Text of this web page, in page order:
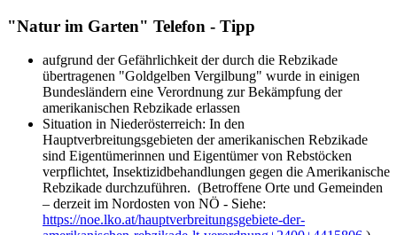
"Natur im Garten" Telefon - Tipp
aufgrund der Gefährlichkeit der durch die Rebzikade
übertragenen "Goldgelben Vergilbung" wurde in einigen
Bundesländern eine Verordnung zur Bekämpfung der
amerikanischen Rebzikade erlassen
Situation in Niederösterreich: In den
Hauptverbreitungsgebieten der amerikanischen Rebzikade
sind Eigentümerinnen und Eigentümer von Rebstöcken
verpflichtet, Insektizidbehandlungen gegen die Amerikanische
Rebzikade durchzuführen. (Betroffene Orte und Gemeinden
– derzeit im Nordosten von NÖ - Siehe:
https://noe.lko.at/hauptverbreitungsgebiete-der-